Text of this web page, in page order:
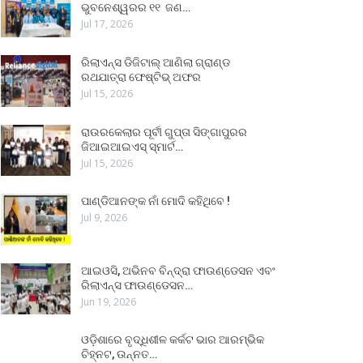
ଭୁବନେଶ୍ୱରର ୧୧ ଜଣ…
Jul 17, 2026
ରିଲାଏନ୍ସ ଡିଜିଟାଲ୍ ଆଣିଲା ଗ୍ରାଣ୍ଡ
ରଥଯାତ୍ରା ଫେଷ୍ଟିଭ୍ ଅଫର
Jul 15, 2026
ରାଉରକେଲାର ପୂର୍ବୀ ଗୁପ୍ତା ସିଙ୍ଗାପୁରର
ଜିଆଇଆଇଏସ୍ ସ୍ମାର୍ଟ…
Jul 15, 2026
ପାଣ୍ଡିଆନଙ୍କ ନାଁ ମୋଦି କହିଥିବେ !
Jul 9, 2026
ଆଇଓସି, ଅଭିନବ ବିନ୍ଦ୍ରା ଫାଉଣ୍ଡେସନ ଏବଂ
ରିଲାଏନ୍ସ ଫାଉଣ୍ଡେସନ…
Jun 19, 2026
ଓଡ଼ିଶାରେ ବୃଦ୍ଧିଶୀଳ କର୍କଟ ଭାର ଆରମ୍ଭିକ
ଚିହ୍ନଟ, ଉନ୍ନତ…